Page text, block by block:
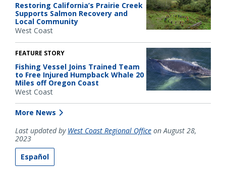
Restoring California’s Prairie Creek
Supports Salmon Recovery and
Local Community
West Coast
FEATURE STORY
Fishing Vessel Joins Trained Team
to Free Injured Humpback Whale 20
Miles off Oregon Coast
West Coast
More News
Last updated by West Coast Regional Office on August 28,
2023
Español